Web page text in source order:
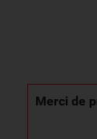
Merci de